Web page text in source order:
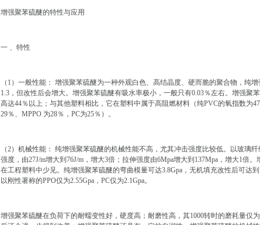
增强聚苯硫醚的特性与应用
一 、特性
（1）一般性能： 增强聚苯硫醚为一种外观白色、高结晶度、硬而脆的聚合物，纯
1.3，但改性后会增大。增强聚苯硫醚有吸水率极小，一般只有0.03％左右。增强聚
高达44％以上；与其他塑料相比，它在塑料中属于高阻燃材料（纯PVC的氧指数为
29％、MPPO 为28％，PC为25％）。
（2）机械性能： 纯增强聚苯硫醚的机械性能不高，尤其冲击强度比较低。以玻璃
强度，由27J/m增大到76J/m，增大3倍；拉伸强度由6Mpa增大到137Mpa，增大1倍。
在工程塑料中少见。纯增强聚苯硫醚的弯曲模量可达3.8Gpa，无机填充改性后可达
以刚性著称的PPO仅为2.55Gpa，PC仅为2.1Gpa。
增强聚苯硫醚在负荷下的耐蠕变性好，硬度高；耐磨性高，其1000转时的磨耗量仅